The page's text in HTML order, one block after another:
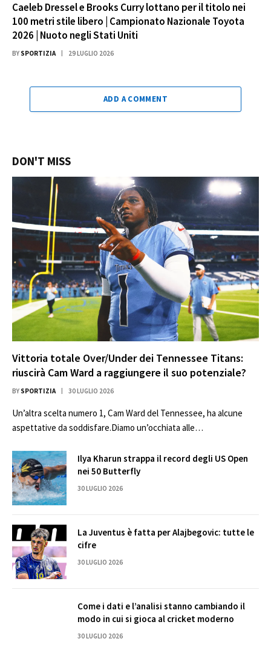
Caeleb Dressel e Brooks Curry lottano per il titolo nei
100 metri stile libero | Campionato Nazionale Toyota
2026 | Nuoto negli Stati Uniti
BY SPORTIZIA 29 LUGLIO 2026
ADD A COMMENT
DON'T MISS
Vittoria totale Over/Under dei Tennessee Titans:
riuscirà Cam Ward a raggiungere il suo potenziale?
BY SPORTIZIA 30 LUGLIO 2026
Un’altra scelta numero 1, Cam Ward del Tennessee, ha alcune
aspettative da soddisfare.Diamo un’occhiata alle…
Ilya Kharun strappa il record degli US Open
nei 50 Butterfly
30 LUGLIO 2026
La Juventus è fatta per Alajbegovic: tutte le
cifre
30 LUGLIO 2026
Come i dati e l’analisi stanno cambiando il
modo in cui si gioca al cricket moderno
30 LUGLIO 2026